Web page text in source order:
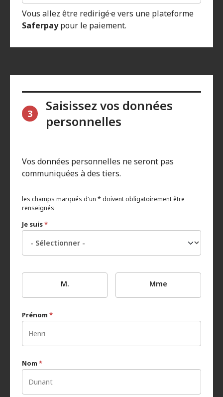
Vous allez être redirigé·e vers une plateforme
Saferpaypour le paiement.
3
Saisissez vos données
personnelles
Vos données personnelles ne seront pas
communiquées à des tiers.
les champs marqués d'un * doivent obligatoirement être
renseignés
Je suis*
M. Mme
Prénom *
Nom *